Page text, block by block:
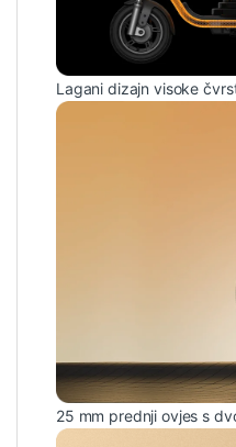
Lagani dizajn visoke
25 mm prednji ovjes s